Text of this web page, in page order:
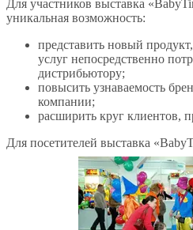
Для участников выставка
уникальная возможность:
представить новый
услуг непосредственно
дистрибьютору;
повысить узнаваемость
компании;
расширить круг клиентов,
Для посетителей выставка